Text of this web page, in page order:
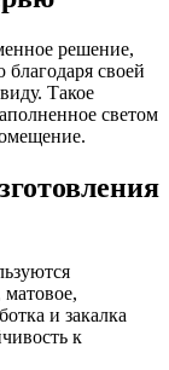
решение,
благодаря своей
Такое
светом
и закалка
к